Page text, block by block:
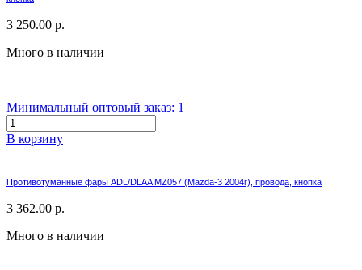
3 250.00 р.
Много в наличии
Минимальный оптовый заказ: 1
В корзину
Противотуманные фары ADL/DLAA MZ057 (Mazda-3 2004г), провода, кнопка
3 362.00 р.
Много в наличии